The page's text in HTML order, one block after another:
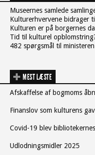
Museernes samlede
Kulturerhvervene bidrager
Kulturen er på borgernes
Tid til kulturel
482 spørgsmål til ministeren
MEST LÆSTE
Afskaffelse af bogmoms
Finanslov som kulturens
Covid-19 blev
Udlodningsmidler 2025